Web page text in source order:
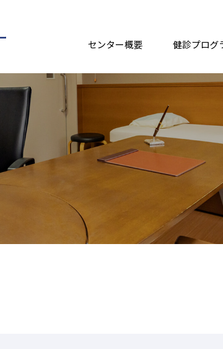
センター概要
ごあいさつ
当センターの特徴
医師・歯科医師紹介
沿革
研究実績
健診プログ
健診プログラム
歯科検診
健康相談